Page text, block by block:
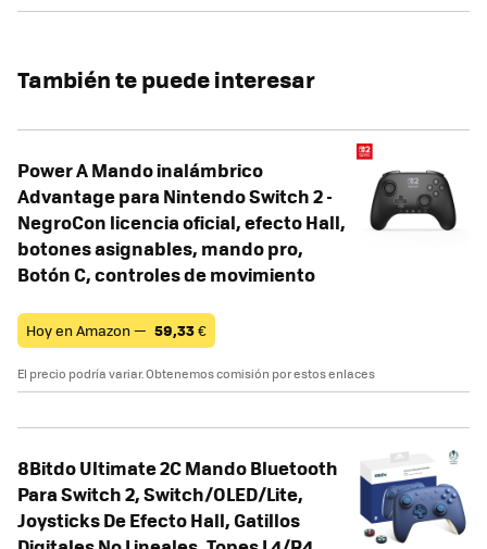
También te puede interesar
Power A Mando inalámbrico
Advantage para Nintendo Switch 2 -
NegroCon licencia oficial, efecto Hall,
botones asignables, mando pro,
Botón C, controles de movimiento
Hoy en Amazon — 59,33€
El precio podría variar. Obtenemos comisión por estos enlaces
8Bitdo Ultimate 2C Mando Bluetooth
Para Switch 2, Switch/OLED/Lite,
Joysticks De Efecto Hall, Gatillos